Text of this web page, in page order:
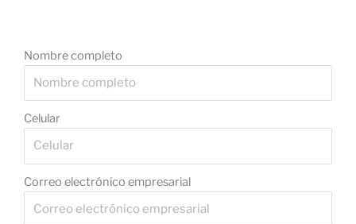
Nombre completo
Celular
Correo electrónico empresarial